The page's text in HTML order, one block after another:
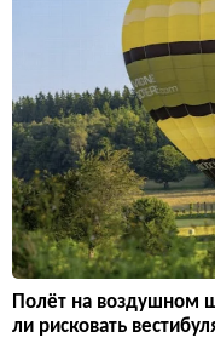
Полёт на воздушном
ли рисковать